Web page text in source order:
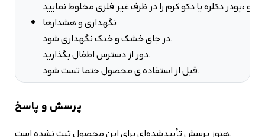
نگهداری و هشدارها
در جای خشک و خنک نگهداری شود.
دور از دسترس اطفال بگذارید.
قبل از استفاده ی محصول حتما تست شود.
پرسش و پاسخ